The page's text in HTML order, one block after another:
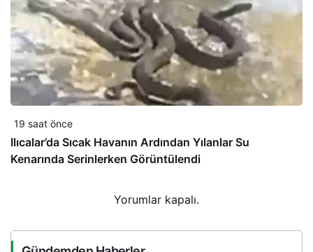
19 saat önce
Ilıcalar’da Sıcak Havanın Ardından Yılanlar Su
Kenarında Serinlerken Görüntülendi
Yorumlar kapalı.